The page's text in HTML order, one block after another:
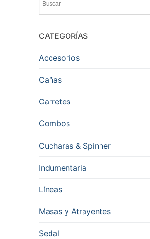
CATEGORÍAS
Accesorios
Cañas
Carretes
Combos
Cucharas & Spinner
Indumentaria
Líneas
Masas y Atrayentes
Sedal